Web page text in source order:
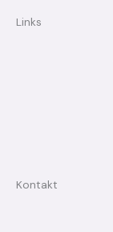
Links
Kontakt